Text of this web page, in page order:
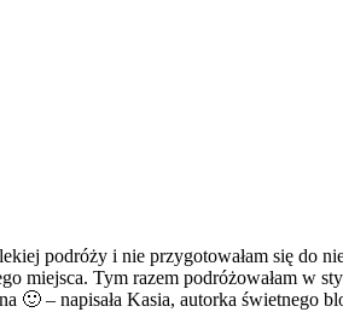
podróży i nie przygotowałam się do
miejsca. Tym razem podróżowałam w
🙂 – napisała Kasia, autorka świetnego